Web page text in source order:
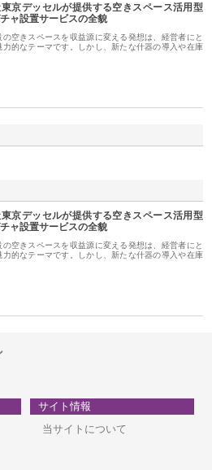
京デッセルが提供する空きスペース活用型
ャ設置サービスの全貌
の空きスペースを収益源に変える発想は、経営者にと
力的なテーマです。しかし、新たな什器の導入や在庫
京デッセルが提供する空きスペース活用型
ャ設置サービスの全貌
の空きスペースを収益源に変える発想は、経営者にと
力的なテーマです。しかし、新たな什器の導入や在庫
サイト情報
当サイトについて